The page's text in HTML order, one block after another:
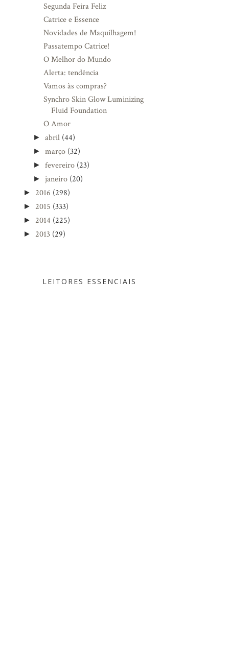
Segunda Feira Feliz
Catrice e Essence
Novidades de Maquilhagem!
Passatempo Catrice!
O Melhor do Mundo
Alerta: tendência
Vamos às compras?
Synchro Skin Glow Luminizing
Fluid Foundation
O Amor
►abril (44)
►março (32)
► fevereiro (23)
► janeiro (20)
► 2016 (298)
► 2015 (333)
► 2014 (225)
► 2013 (29)
LEITORES ESSENCIAIS